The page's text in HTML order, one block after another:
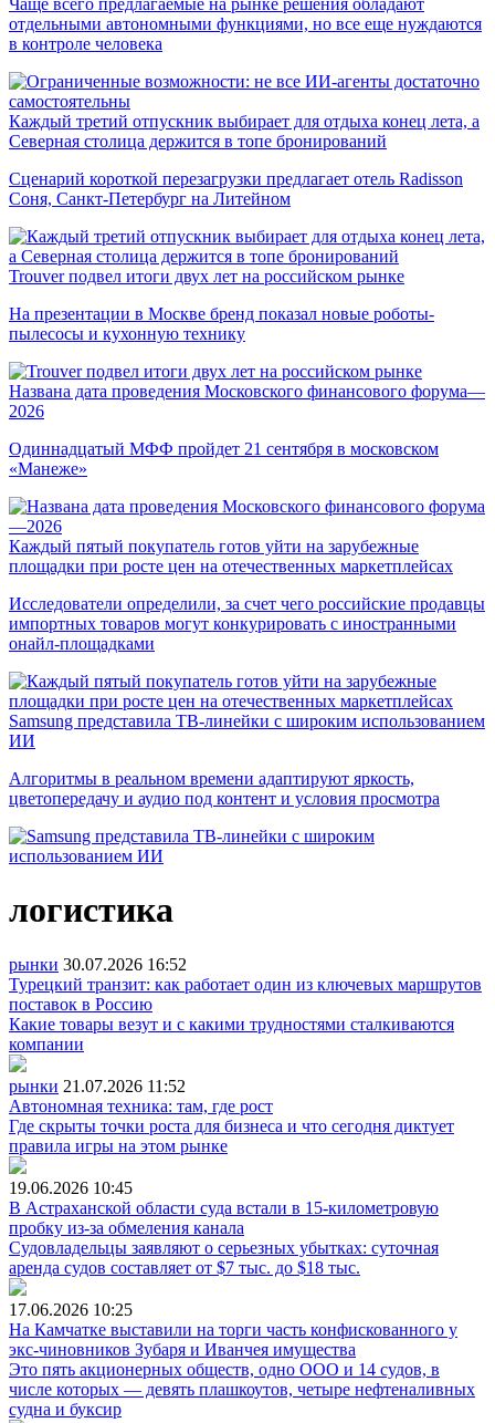
Чаще всего предлагаемые на рынке решения обладают
отдельными автономными функциями, но все еще нуждаются
в контроле человека
Каждый третий отпускник выбирает для отдыха конец лета, а
Северная столица держится в топе бронирований
Сценарий короткой перезагрузки предлагает отель Radisson
Соня, Санкт-Петербург на Литейном
Trouver подвел итоги двух лет на российском рынке
На презентации в Москве бренд показал новые роботы-
пылесосы и кухонную технику
Названа дата проведения Московского финансового форума—
2026
Одиннадцатый МФФ пройдет 21 сентября в московском
«Манеже»
Каждый пятый покупатель готов уйти на зарубежные
площадки при росте цен на отечественных маркетплейсах
Исследователи определили, за счет чего российские продавцы
импортных товаров могут конкурировать с иностранными
онайл-площадками
Samsung представила ТВ-линейки с широким использованием
ИИ
Алгоритмы в реальном времени адаптируют яркость,
цветопередачу и аудио под контент и условия просмотра
логистика
рынки 30.07.2026 16:52
Турецкий транзит: как работает один из ключевых маршрутов
поставок в Россию
Какие товары везут и с какими трудностями сталкиваются
компании
рынки 21.07.2026 11:52
Автономная техника: там, где рост
Где скрыты точки роста для бизнеса и что сегодня диктует
правила игры на этом рынке
19.06.2026 10:45
В Астраханской области суда встали в 15-километровую
пробку из-за обмеления канала
Судовладельцы заявляют о серьезных убытках: суточная
аренда судов составляет от $7 тыс. до $18 тыс.
17.06.2026 10:25
На Камчатке выставили на торги часть конфискованного у
экс-чиновников Зубаря и Иванчея имущества
Это пять акционерных обществ, одно ООО и 14 судов, в
числе которых — девять плашкоутов, четыре нефтеналивных
судна и буксир